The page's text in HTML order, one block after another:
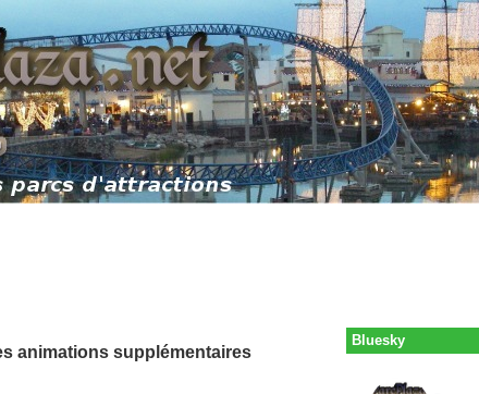
animations supplémentaires
Bluesky